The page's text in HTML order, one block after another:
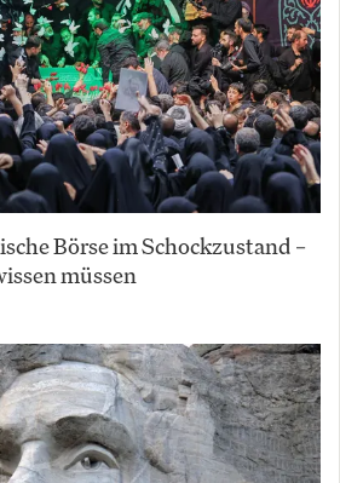
Börse im Schockzustand –
müssen